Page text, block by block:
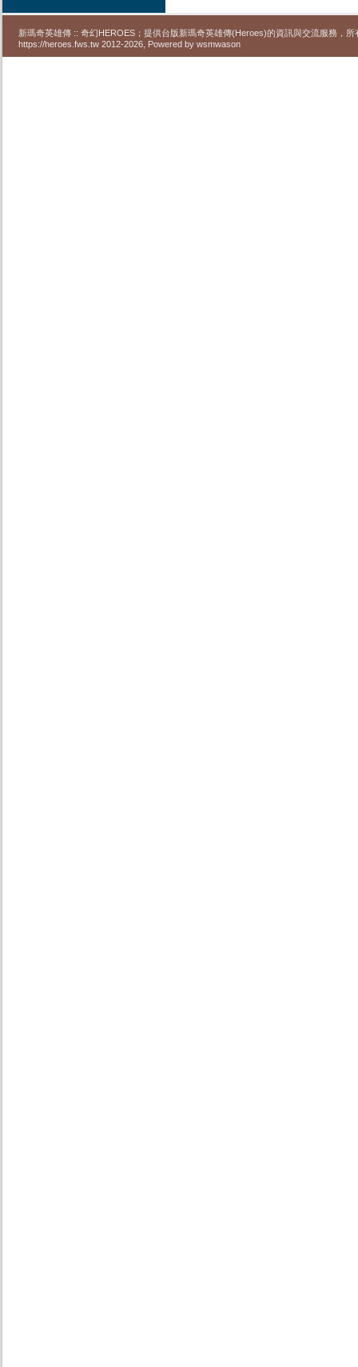
新瑪奇英雄傳 :: 奇幻HEROES；提供台版新瑪奇英雄傳(Heroes)的資訊與交流服務，
https://heroes.fws.tw 2012-2026, Powered by wsmwason